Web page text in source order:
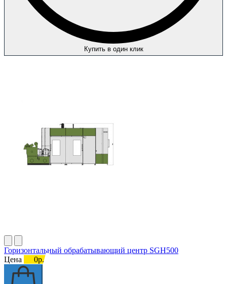
Купить в один клик
Горизонтальный обрабатывающий центр SGH500
Цена
0р.